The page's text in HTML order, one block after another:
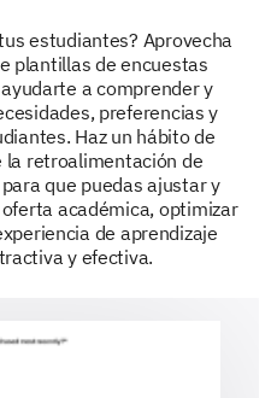
estudiantes? Aprovecha
plantillas de encuestas
a comprender y
preferencias y
Haz un hábito de
retroalimentación de
que puedas ajustar y
académica, optimizar
de aprendizaje
y efectiva.